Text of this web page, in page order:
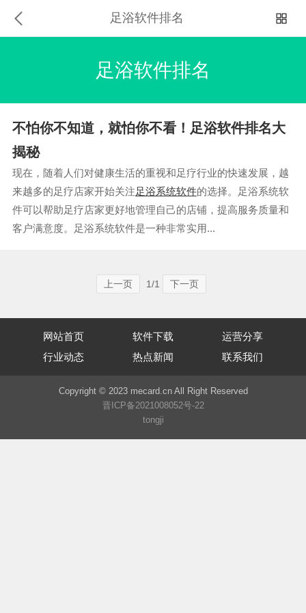
足浴软件排名
足浴软件排名
不怕你不知道，就怕你不看！足浴软件排名大
揭秘
现在，随着人们对健康生活的重视和足疗行业的快速发展，越
来越多的足疗店家开始关注足浴系统软件的选择。足浴系统软
件可以帮助足疗店家更好地管理自己的店铺，提高服务质量和
客户满意度。足浴系统软件是一种非常实用...
上一页 1/1 下一页
网站首页 软件下载
运营分享
行业动态
热点新闻 联系我们
Copyright © 2023 mecard.cn All Right Reserved
晋ICP备2021008052号-22
tongji